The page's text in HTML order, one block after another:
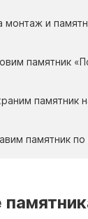
монтаж и
памятник
памятник
памятник